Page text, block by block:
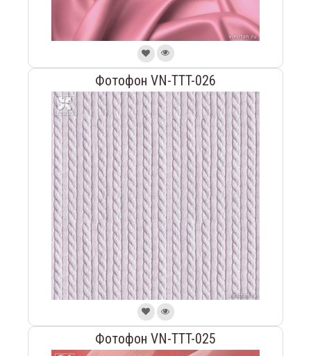
Фотофон VN-TTT-026
Фотофон VN-TTT-025